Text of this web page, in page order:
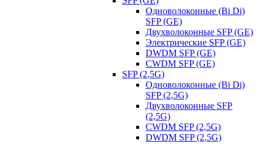
Одноволоконные (Bi Di)
SFP (GE)
Двухволоконные SFP (GE)
Электрические SFP (GE)
DWDM SFP (GE)
CWDM SFP (GE)
SFP (2,5G)
Одноволоконные (Bi Di)
SFP (2,5G)
Двухволоконные SFP
(2,5G)
CWDM SFP (2,5G)
DWDM SFP (2,5G)